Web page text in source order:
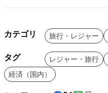
カテゴリ 旅行・レジャー
タグ レジャー・旅行
経済（国内）